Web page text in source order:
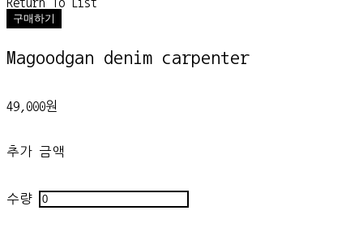
구매하기
Magoodgan denim carpenter
49,000원
추가 금액
수량